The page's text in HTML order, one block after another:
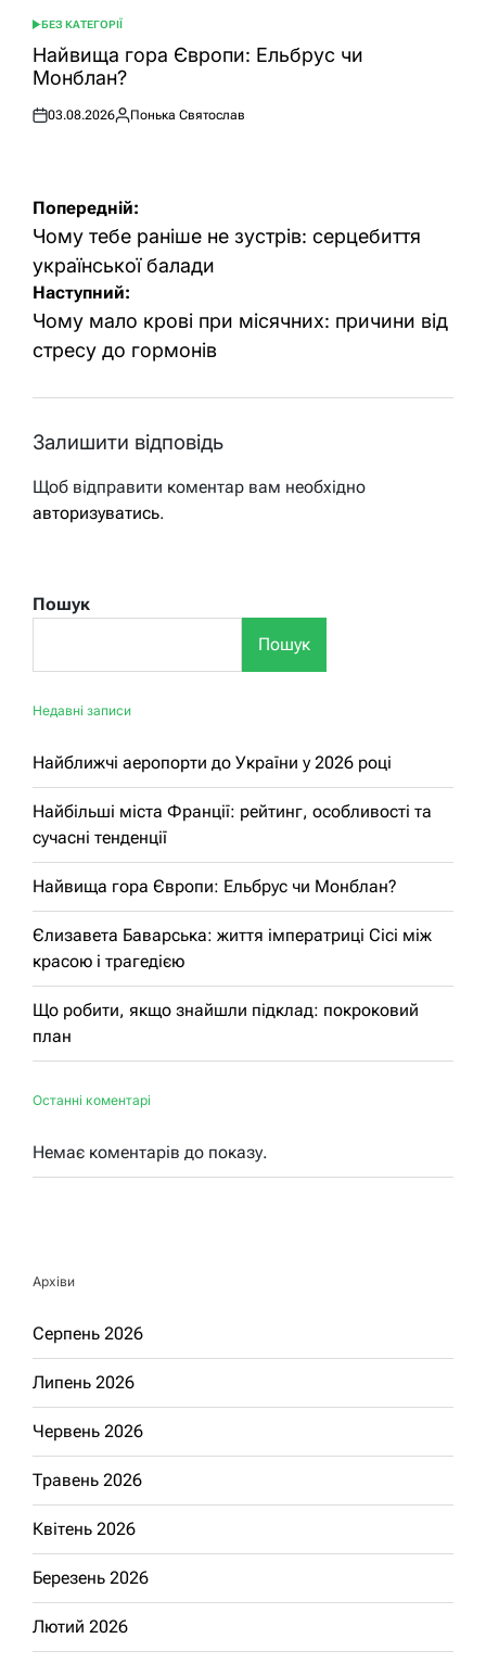
ОПУБЛІКУВАТИ
У
БЕЗ КАТЕГОРІЇ
Найвища гора Європи: Ельбрус чи
Монблан?
Оприлюднено
03.08.2026
Опубліковано
Понька Святослав
Навігація
записів
Попередній:
Чому тебе раніше не зустрів: серцебиття
української балади
Наступний:
Чому мало крові при місячних: причини від
стресу до гормонів
Залишити відповідь
Щоб відправити коментар вам необхідно
авторизуватись.
Пошук
Пошук
Недавні записи
Найближчі аеропорти до України у 2026 році
Найбільші міста Франції: рейтинг, особливості та
сучасні тенденції
Найвища гора Європи: Ельбрус чи Монблан?
Єлизавета Баварська: життя імператриці Сісі між
красою і трагедією
Що робити, якщо знайшли підклад: покроковий
план
Останні коментарі
Немає коментарів до показу.
Архіви
Серпень 2026
Липень 2026
Червень 2026
Травень 2026
Квітень 2026
Березень 2026
Лютий 2026